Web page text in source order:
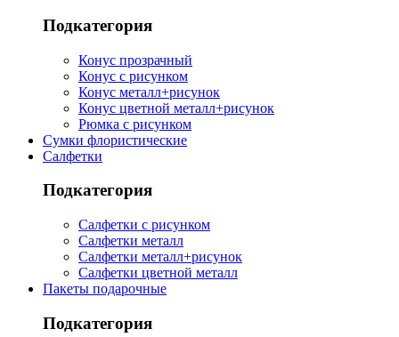
Подкатегория
Конус прозрачный
Конус с рисунком
Конус металл+рисунок
Конус цветной металл+рисунок
Рюмка с рисунком
Сумки флористические
Салфетки
Подкатегория
Салфетки с рисунком
Салфетки металл
Салфетки металл+рисунок
Салфетки цветной металл
Пакеты подарочные
Подкатегория